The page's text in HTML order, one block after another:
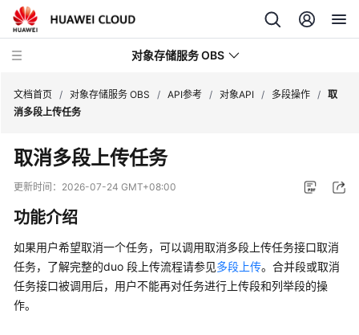
对象存储服务 OBS
最
新
动
务
公
告
文档首页 / 对象存储服务 OBS / API参考 / 对象API / 多段操作 / 取
消多段上传任务
取消多段上传任务
更新时间： 2026-07-24 GMT+08:00
功能介绍
如果用户希望取消一个任务，可以调用取消多段上传任务接口取消
任务，了解完整的duo 段上传流程请参见多段上传。合并段或取消
任务接口被调用后，用户不能再对任务进行上传段和列举段的操
作。